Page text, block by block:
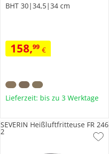
BHT 30|34,5|34 cm
158,99 €
Lieferzeit: bis zu 3 Werktage
SEVERIN Heißluftfritteuse FR 246
2